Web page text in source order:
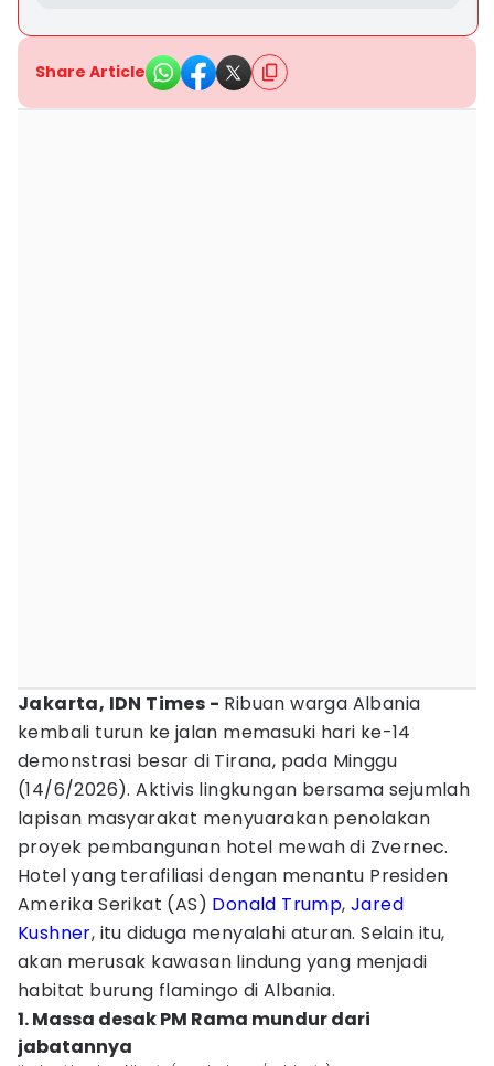
Share Article
Jakarta, IDN Times - Ribuan warga Albania
kembali turun ke jalan memasuki hari ke-14
demonstrasi besar di Tirana, pada Minggu
(14/6/2026). Aktivis lingkungan bersama sejumlah
lapisan masyarakat menyuarakan penolakan
proyek pembangunan hotel mewah di Zvernec.
Hotel yang terafiliasi dengan menantu Presiden
Amerika Serikat (AS) Donald Trump,Jared
Kushner, itu diduga menyalahi aturan. Selain itu,
akan merusak kawasan lindung yang menjadi
habitat burung flamingo di Albania.
1. Massa desak PM Rama mundur dari
jabatannya